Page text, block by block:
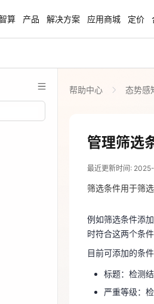
助您降本增
安全隔离版
企业出海解决
助力您的业务扬
爆款云主机全场
免费活动
算 产品 解决方案 应用商城 定价
帮助中心 态势感
管理筛选
最近更新时间:
2025-02-08
例如筛选条件添
时符合这两个条
标题：检测
全公告”。
状态：用户
筛选条件用于筛
例如筛选条件添
时符合这两个条件
目前可添加的条
标题：检测
严重等级：检